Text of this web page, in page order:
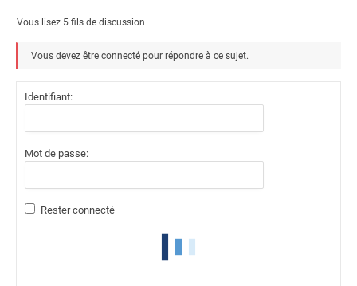
Vous lisez 5 fils de discussion
Vous devez être connecté pour répondre à ce sujet.
Identifiant:
Mot de passe:
Rester connecté